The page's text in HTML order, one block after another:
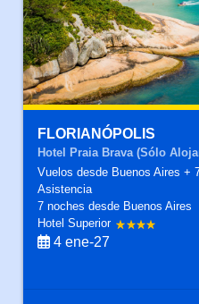
FLORIANÓPOLIS
Hotel Praia Brava (Sólo
Vuelos desde Buenos Aires +
Asistencia
7 nochesdesde Buenos Aires
Hotel Superior
4 ene-27